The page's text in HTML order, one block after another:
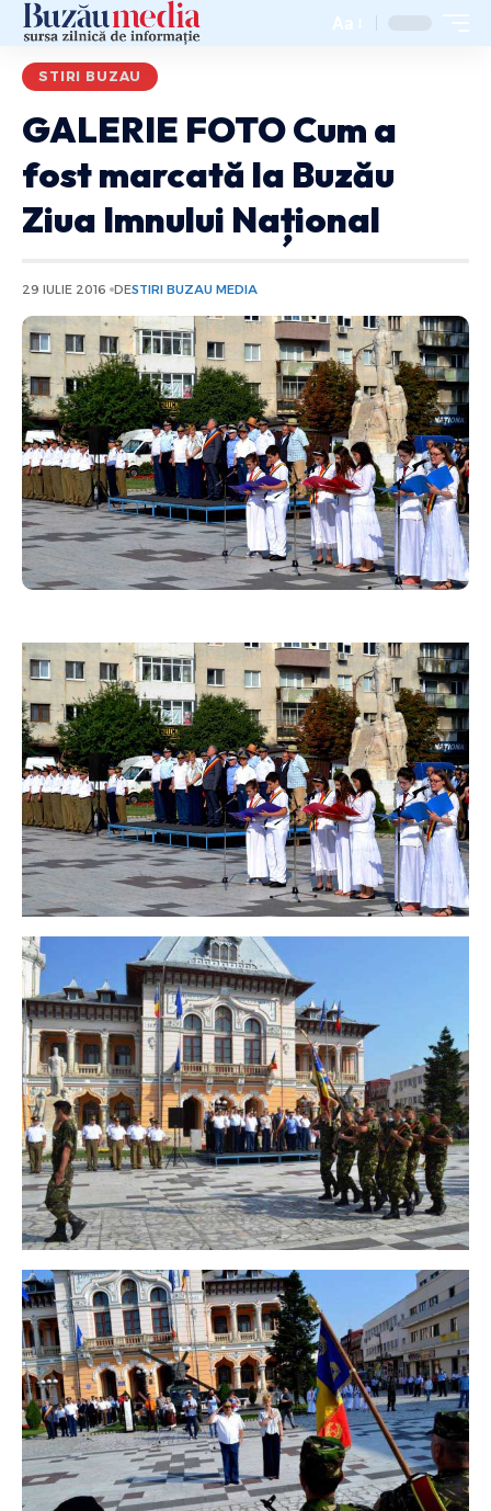
Aa
STIRI BUZAU
GALERIE FOTO Cum a
fost marcată la Buzău
Ziua Imnului Național
29 IULIE 2016 DESTIRI BUZAU MEDIA